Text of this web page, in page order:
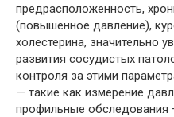
предрасположенность,
(повышенное давление),
холестерина, значительно
развития сосудистых
контроля за этими
— такие как измерение
профильные обследования